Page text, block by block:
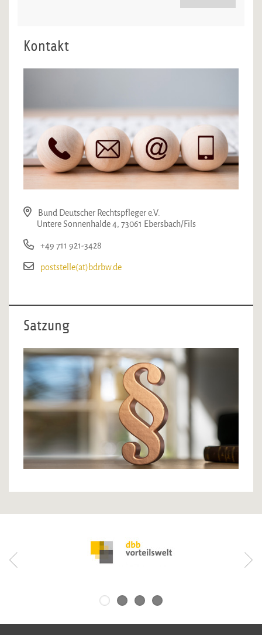
Kontakt
Bund Deutscher Rechtspfleger e.V.
Untere Sonnenhalde 4, 73061 Ebersbach/Fils
+49 711 921-3428
poststelle(at)bdrbw.de
Satzung